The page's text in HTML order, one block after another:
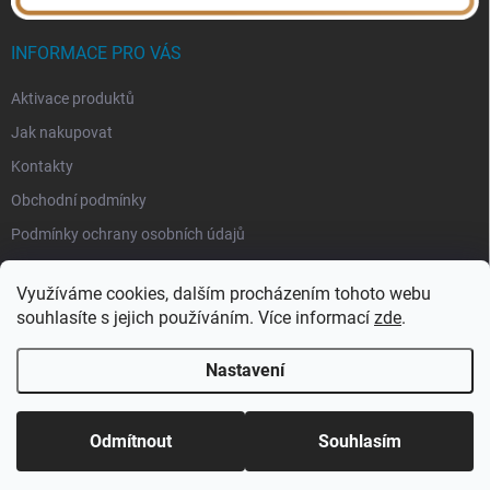
Využíváme cookies, dalším procházením tohoto webu
souhlasíte s jejich používáním. Více informací zde.
Nastavení
Odmítnout Souhlasím
INFORMACE PRO VÁS
Aktivace produktů
Jak nakupovat
Kontakty
Obchodní podmínky
Podmínky ochrany osobních údajů
Vytvořil Shoptet
Copyright 2026eSoftis.cz. Všechna práva vyhrazena.Upravit nastavení